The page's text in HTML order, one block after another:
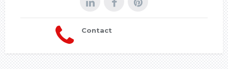
Contact